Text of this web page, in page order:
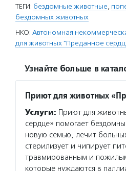
ТЕГИ: бездомные животные,
бездомных животных
НКО: Автономная
для животных "Преданное
Узнайте больше в
Приют для животных
Услуги: Приют для
сердце» помогает
новую семью, лечит
стерилизует и чипирует
травмированным и
которые нуждаются в